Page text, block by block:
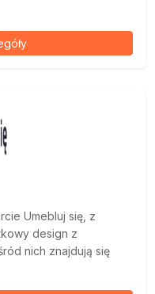
Umebluj się, z
design z
nich znajdują się